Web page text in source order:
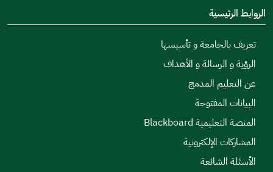
الروابط الرئيسية
تعريف بالجامعة و تأسيسها
الرؤية و الرسالة و الأهداف
عن التعليم المدمج
البيانات المفتوحة
المنصة التعليمية Blackboard
المشاركات الإلكترونية
الأسئلة الشائعة